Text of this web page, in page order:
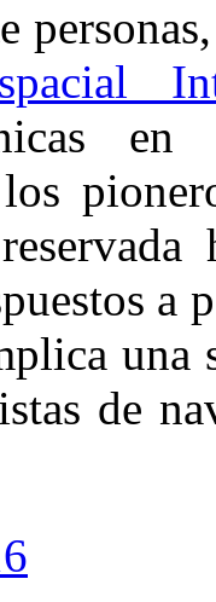
a
una
de